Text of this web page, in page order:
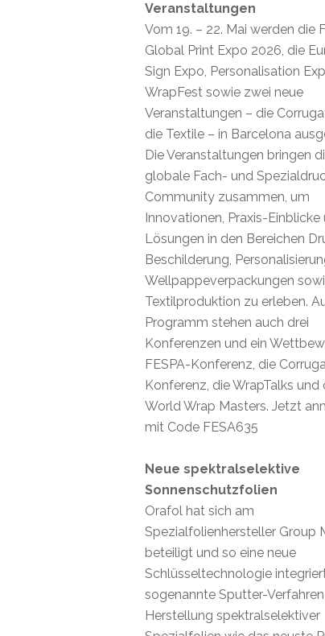
Veranstaltungen
Vom 19. – 22. Mai werden die
Global Print Expo 2026, die
Sign Expo, Personalisation
WrapFest sowie zwei neue
Veranstaltungen – die
die Textile – in Barcelona
Die Veranstaltungen bringen
globale Fach- und
Community zusammen, um
Innovationen, Praxis-Einblicke
Lösungen in den Bereichen
Beschilderung,
Wellpappeverpackungen
Textilproduktion zu erleben.
Programm stehen auch drei
Konferenzen und ein
FESPA-Konferenz, die
Konferenz, die WrapTalks und
World Wrap Masters. Jetzt
mit Code FESA635
Neue spektralselektive
Sonnenschutzfolien
Orafol hat sich am
Spezialfolienhersteller Group
beteiligt und so eine neue
Schlüsseltechnologie
sogenannte Sputter-
Herstellung spektralselektiver